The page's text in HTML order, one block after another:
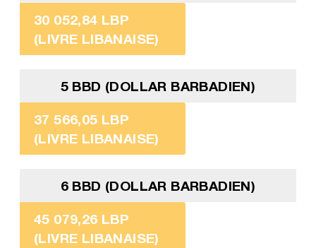
30 052,84 LBP
(LIVRE LIBANAISE)
5 BBD (DOLLAR BARBADIEN)
37 566,05 LBP
(LIVRE LIBANAISE)
6 BBD (DOLLAR BARBADIEN)
45 079,26 LBP
(LIVRE LIBANAISE)